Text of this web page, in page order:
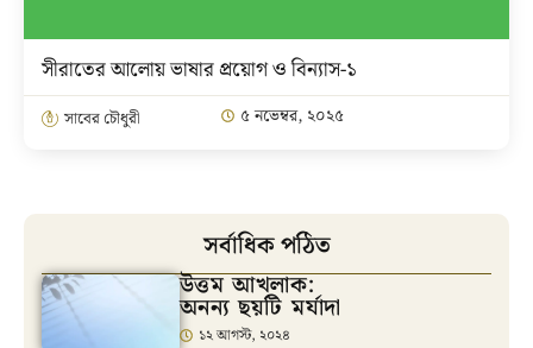
সীরাতের আলোয় ভাষার প্রয়োগ ও বিন্যাস-১
সাবের চৌধুরী ৫ নভেম্বর, ২০২৫
সর্বাধিক পঠিত
উত্তম আখলাক:
অনন্য ছয়টি মর্যাদা
১২ আগস্ট, ২০২৪